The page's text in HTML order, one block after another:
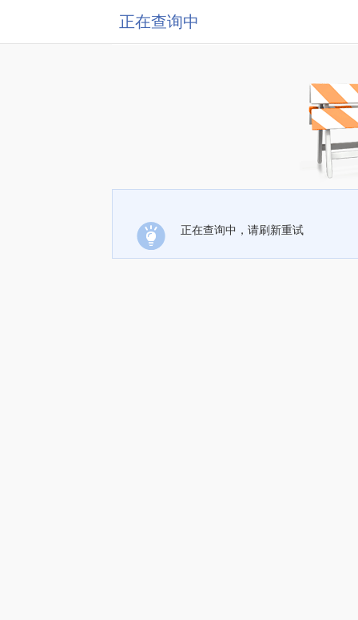
正在查询中
正在查询中，请刷新重试